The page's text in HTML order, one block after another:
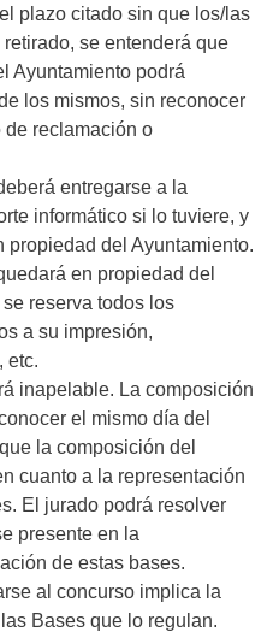
plazo citado sin que los/las
se entenderá que
Ayuntamiento podrá
los mismos, sin reconocer
de reclamación o
entregarse a la
informático si lo tuviere, y
propiedad del Ayuntamiento.
en propiedad del
reserva todos los
a su impresión,
etc.
inapelable. La composición
el mismo día del
la composición del
cuanto a la representación
El jurado podrá resolver
presente en la
de estas bases.
al concurso implica la
Bases que lo regulan.